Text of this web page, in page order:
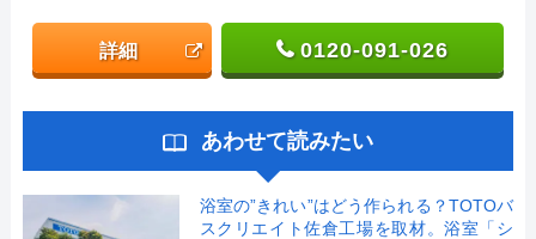
詳細 0120-091-026
あわせて読みたい
浴室の”きれい”はどう作られる？TOTOバ
スクリエイト佐倉工場を取材。浴室「シ